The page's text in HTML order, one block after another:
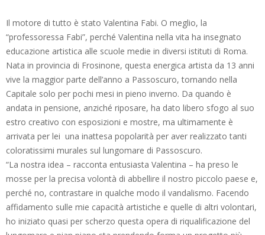
Il motore di tutto è stato Valentina Fabi. O meglio, la
“professoressa Fabi”, perché Valentina nella vita ha insegnato
educazione artistica alle scuole medie in diversi istituti di Roma.
Nata in provincia di Frosinone, questa energica artista da 13 anni
vive la maggior parte dell’anno a Passoscuro, tornando nella
Capitale solo per pochi mesi in pieno inverno. Da quando è
andata in pensione, anziché riposare, ha dato libero sfogo al suo
estro creativo con esposizioni e mostre, ma ultimamente è
arrivata per lei una inattesa popolarità per aver realizzato tanti
coloratissimi murales sul lungomare di Passoscuro.
“La nostra idea – racconta entusiasta Valentina – ha preso le
mosse per la precisa volontà di abbellire il nostro piccolo paese e,
perché no, contrastare in qualche modo il vandalismo. Facendo
affidamento sulle mie capacità artistiche e quelle di altri volontari,
ho iniziato quasi per scherzo questa opera di riqualificazione del